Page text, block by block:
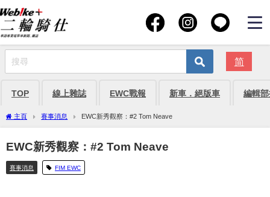
简
TOP 線上雜誌 EWC戰報 新車．絕版車 編輯
主頁 賽事消息 EWC新秀觀察：#2 Tom Neave
EWC新秀觀察：#2 Tom Neave
賽事消息 FIM EWC